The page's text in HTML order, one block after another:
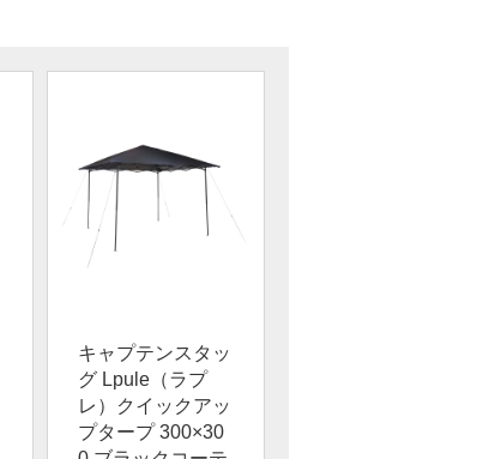
キャプテンスタッ
グ Lpule（ラプ
レ）クイックアッ
プタープ 300×30